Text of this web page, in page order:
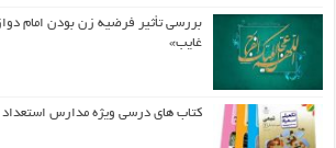
بررسی تأثیر فرضیه زن بودن امام
غایب»
کتاب های درسی ویژه مدارس